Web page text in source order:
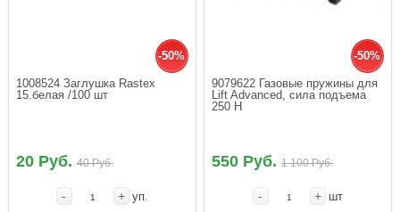
-50%
1008524 Заглушка Rastex
15.белая /100 шт
20 Руб.40 Руб.
- + уп.
-50%
9079622 Газовые пружины для
Lift Advanced, сила подъема
250 Н
550 Руб.1 100 Руб.
- + шт